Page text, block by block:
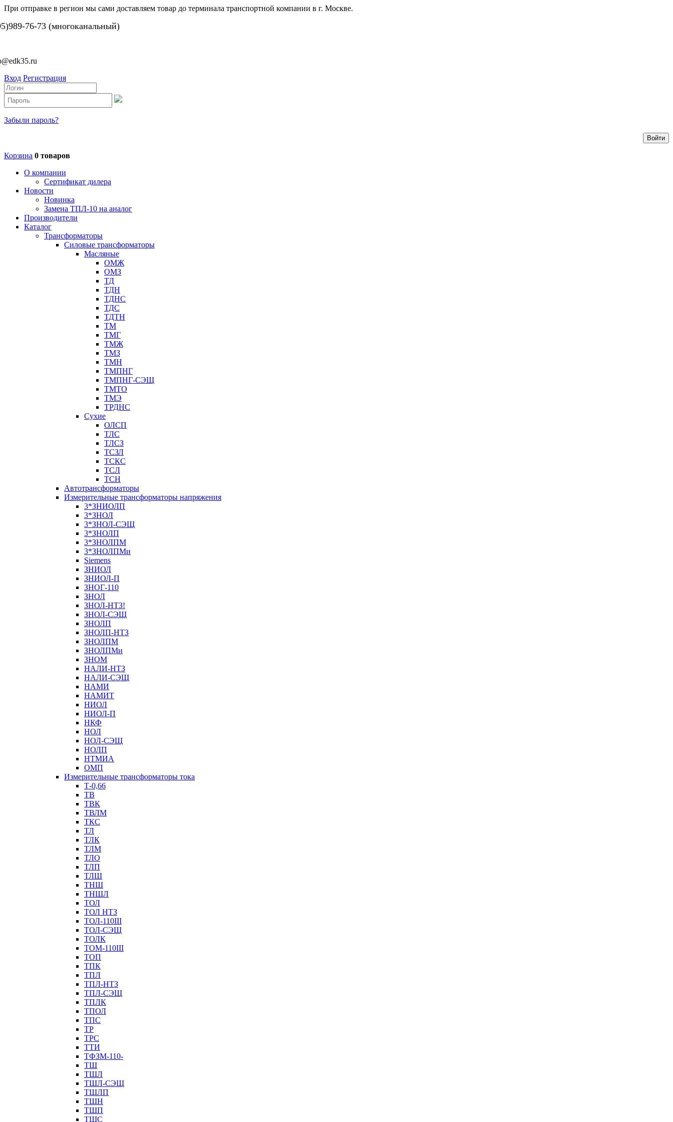
При отправке в регион мы сами доставляем товар до терминала транспортной компании в г. Москве.
76-73 (многоканальный)
Вход Регистрация
Забыли пароль?
Корзина 0 товаров
О компании
Сертификат дилера
Новости
Новинка
Замена ТПЛ-10 на аналог
Производители
Каталог
Трансформаторы
Cиловые трансформаторы
Масляные
ОМЖ
ОМЗ
ТД
ТДН
ТДНС
ТДС
ТДТН
ТМ
ТМГ
ТМЖ
ТМЗ
ТМН
ТМПНГ
ТМПНГ-СЭЩ
ТМТО
ТМЭ
ТРДНС
Сухие
ОЛСП
ТЛС
ТЛСЗ
ТСЗЛ
ТСКС
ТСЛ
ТСН
Автотрансформаторы
Измерительные трансформаторы напряжения
3*ЗНИОЛП
3*ЗНОЛ
3*ЗНОЛ-СЭЩ
3*ЗНОЛП
3*ЗНОЛПМ
3*ЗНОЛПМи
Siemens
ЗНИОЛ
ЗНИОЛ-П
ЗНОГ-110
ЗНОЛ
ЗНОЛ-НТЗ!
ЗНОЛ-СЭЩ
ЗНОЛП
ЗНОЛП-НТЗ
ЗНОЛПМ
ЗНОЛПМи
ЗНОМ
НАЛИ-НТЗ
НАЛИ-СЭЩ
НАМИ
НАМИТ
НИОЛ
НИОЛ-П
НКФ
НОЛ
НОЛ-СЭЩ
НОЛП
НТМИА
ОМП
Измерительные трансформаторы тока
Т-0,66
ТВ
ТВК
ТВЛМ
ТКС
ТЛ
ТЛК
ТЛМ
ТЛО
ТЛП
ТЛШ
ТНШ
ТНШЛ
ТОЛ
ТОЛ НТЗ
ТОЛ-110III
ТОЛ-СЭЩ
ТОЛК
ТОМ-110III
ТОП
ТПК
ТПЛ
ТПЛ-НТЗ
ТПЛ-СЭЩ
ТПЛК
ТПОЛ
ТПС
ТР
ТРС
ТТИ
ТФЗМ-110-
ТШ
ТШЛ
ТШЛ-СЭЩ
ТШЛП
ТШН
ТШП
ТШС